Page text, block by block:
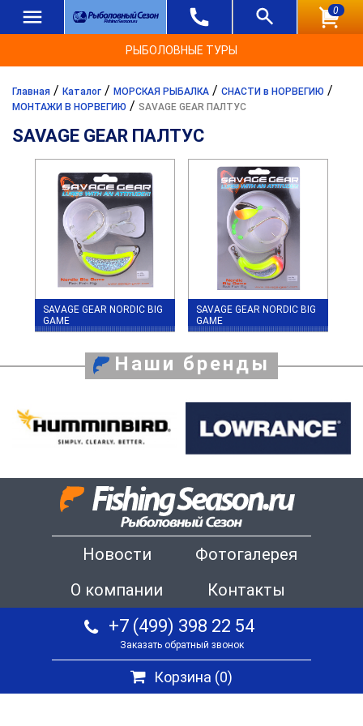
0
РЫБОЛОВНЫЕ ТУРЫ
Главная / Каталог / МОРСКАЯ РЫБАЛКА / СНАСТИ в НОРВЕГИЮ /
МОНТАЖИ В НОРВЕГИЮ / SAVAGE GEAR ПАЛТУС
SAVAGE GEAR ПАЛТУС
SAVAGE GEAR NORDIC BIG
GAME
SAVAGE GEAR NORDIC BIG
GAME
Наши бренды
Новости
Фотогалерея
О компании
Контакты
+7 (499) 398 22 54
Заказать обратный звонок
Корзина (0)